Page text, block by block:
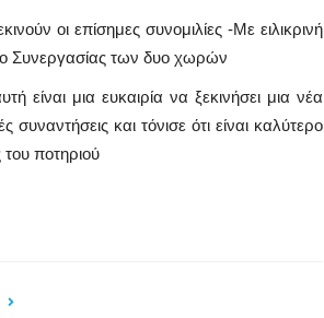
οι επίσημες συνομιλίες -Με ειλικρινή
Συνεργασίας των δυο χωρών
μια ευκαιρία να ξεκινήσει μια νέα
και τόνισε ότι είναι καλύτερο
ποτηριού